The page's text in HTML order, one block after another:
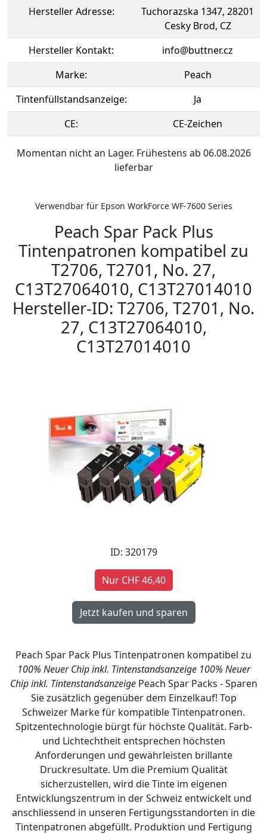
Hersteller Adresse:
Tuchorazska 1347, 28201
Cesky Brod, CZ
Hersteller Kontakt:
info@buttner.cz
Marke:
Peach
Tintenfüllstandsanzeige:
Ja
CE:
CE-Zeichen
Momentan nicht an Lager. Frühestens ab 06.08.2026
lieferbar
Verwendbar für Epson WorkForce WF-7600 Series
Peach Spar Pack Plus
Tintenpatronen kompatibel zu
T2706, T2701, No. 27,
C13T27064010, C13T27014010
Hersteller-ID: T2706, T2701, No.
27, C13T27064010,
C13T27014010
ID: 320179
Nur CHF 46,40
Peach Spar Pack Plus Tintenpatronen kompatibel zu
100% Neuer Chip inkl. Tintenstandsanzeige 100% Neuer
Chip inkl. TintenstandsanzeigePeach Spar Packs - Sparen
Sie zusätzlich gegenüber dem Einzelkauf! Top
Schweizer Marke für kompatible Tintenpatronen.
Spitzentechnologie bürgt für höchste Qualität. Farb-
und Lichtechtheit entsprechen höchsten
Anforderungen und gewährleisten brillante
Druckresultate. Um die Premium Qualität
sicherzustellen, wird die Tinte im eigenen
Entwicklungszentrum in der Schweiz entwickelt und
anschliessend in unseren Fertigungsstandorten in die
Tintenpatronen abgefüllt. Produktion und Fertigung